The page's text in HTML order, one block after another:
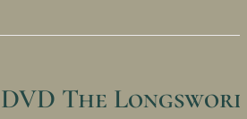
DVD The